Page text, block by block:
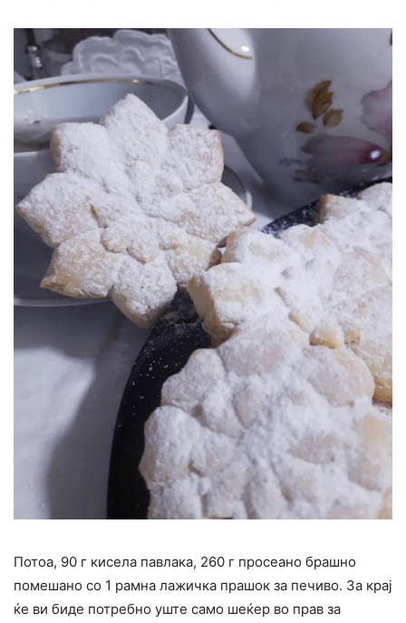
Потоа, 90 г кисела павлака, 260 г просеано брашно
помешано со 1 рамна лажичка прашок за печиво. За крај
ќе ви биде потребно уште само шеќер во прав за